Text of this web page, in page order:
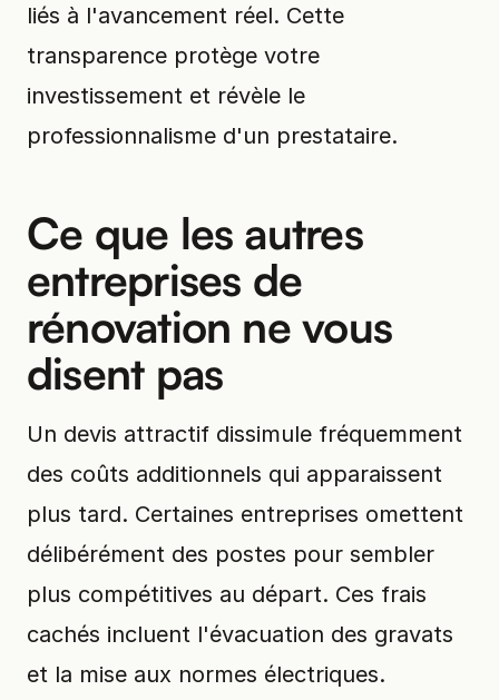
liés à l'avancement réel. Cette
transparence protège votre
investissement et révèle le
professionnalisme d'un prestataire.
Ce que les autres
entreprises de
rénovation ne vous
disent pas
Un devis attractif dissimule fréquemment
des coûts additionnels qui apparaissent
plus tard. Certaines entreprises omettent
délibérément des postes pour sembler
plus compétitives au départ. Ces frais
cachés incluent l'évacuation des gravats
et la mise aux normes électriques.